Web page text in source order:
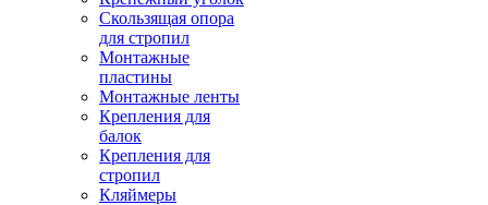
Скользящая опора
для стропил
Монтажные
пластины
Монтажные ленты
Крепления для
балок
Крепления для
стропил
Кляймеры